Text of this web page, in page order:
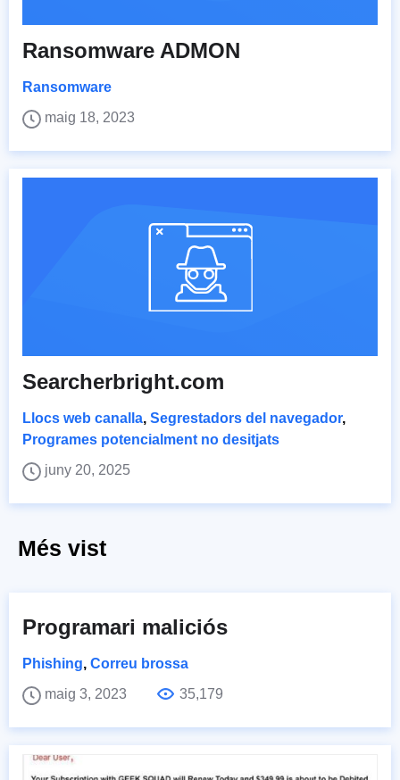
Ransomware ADMON
Ransomware
maig 18, 2023
Searcherbright.com
Llocs web canalla, Segrestadors del navegador,
Programes potencialment no desitjats
juny 20, 2025
Més vist
Programari maliciós
Phishing, Correu brossa
maig 3, 2023
35,179